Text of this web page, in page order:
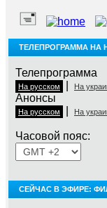
ТЕЛЕПРОГРАММА НА
Телепрограмма
На русском На
Анонсы
На русском На
Часовой пояс:
СЕЙЧАС В ЭФИРЕ: